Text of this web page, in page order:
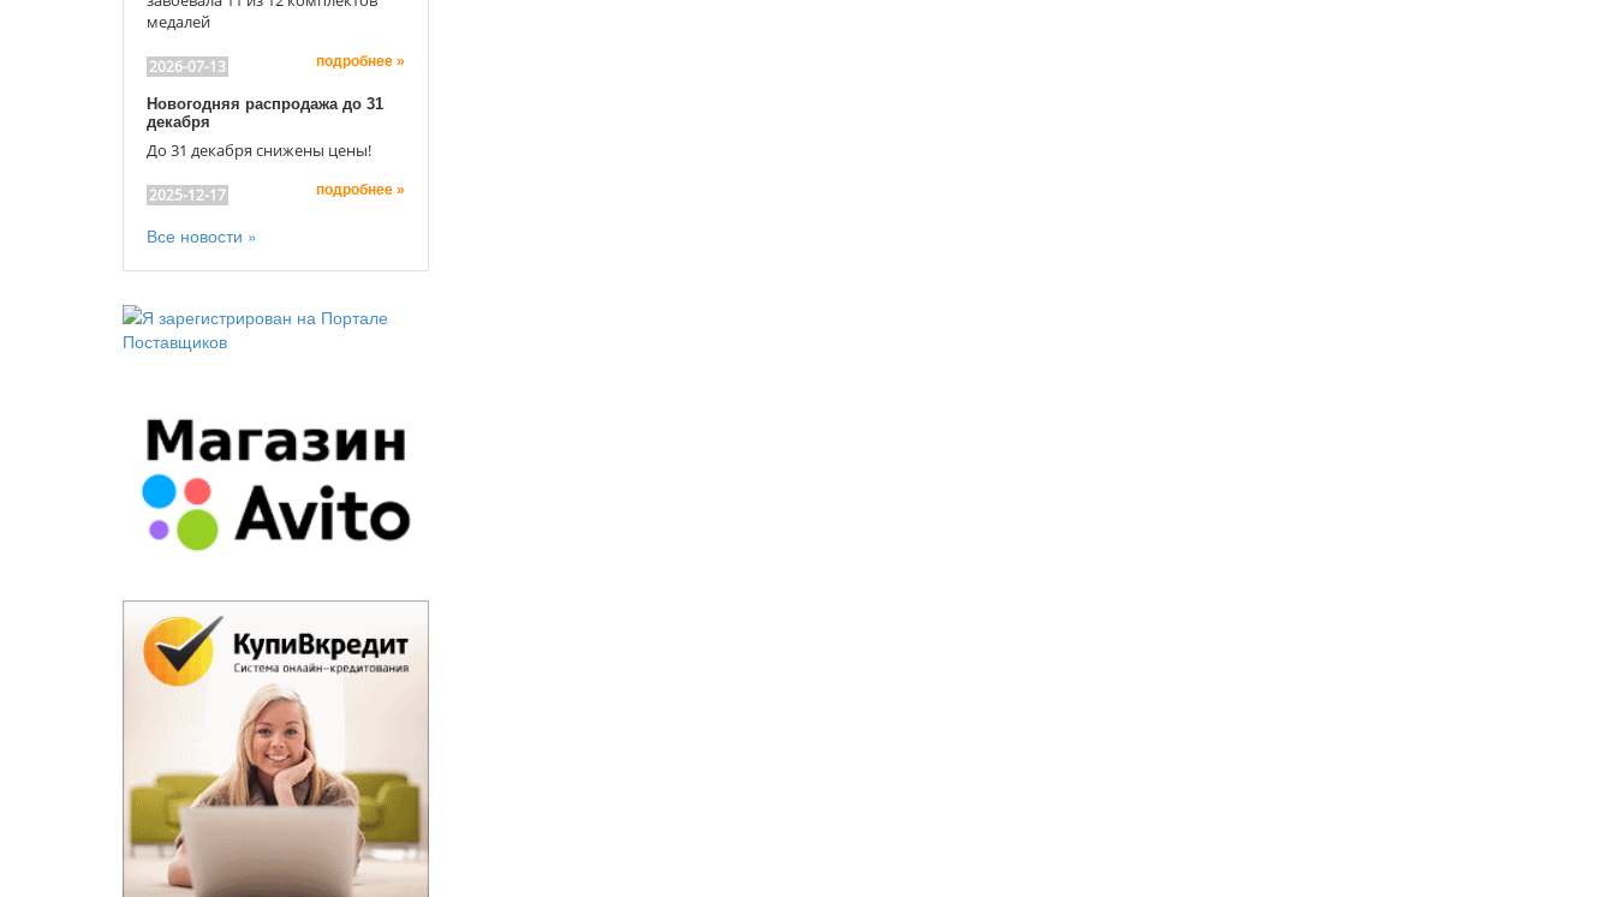
медалей
2026-07-13 подробнее »
Новогодняя распродажа до 31
декабря
До 31 декабря снижены цены!
2025-12-17 подробнее »
Все новости »